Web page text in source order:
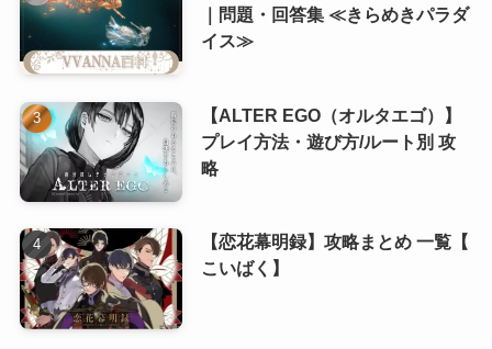
(7)
(8)
(8)
｜問題・回答集 ≪きらめきパラダ
イス≫
【ALTER EGO（オルタエゴ）】
プレイ方法・遊び方/ルート別 攻
略
【恋花幕明録】攻略まとめ 一覧【
こいばく】